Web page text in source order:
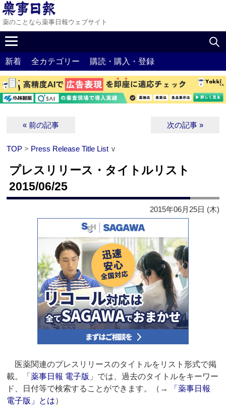
薬のことなら薬事日報ウェブサイト
新着 全カテゴリー 購読・購入・登録
« 前の記事 次の記事 »
TOP > Press Release Title List ∨
プレスリリース・タイトルリスト
2015/06/25
2015年06月25日 (木)
医薬関連のプレスリリースのタイトルをリスト形式で掲
載。「薬事日報 電子版 」では、過去のタイトルをキーワー
ド、日付等で検索することができます。（→
「薬事日報
電子版」とは）